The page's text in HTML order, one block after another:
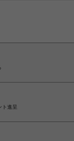
ト進呈